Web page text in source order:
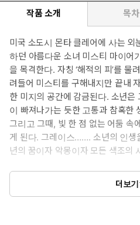
작품 소개 목차
미국 소도시 몬타 클레어에 사는 외
하던 아름다운 소녀 미스티 마이어
을 목격한다. 자칭 ‘해적의 피’를 물
려들어 미스티를 구해내지만 끝내
한 미지의 공간에 감금된다. 소년은
이 빠져나가는 듯한 고통과 참혹한
그리고 그때, 빛 한 점 없는 어둠 속
게 된다. 그레이스……. 소년의 인생
년의 꿈이자 악몽이자 모든 색조의
한편, 또 다른 소녀 ‘세인트’는 패
한 아이가 실종되었고, 며칠이 지
더보기